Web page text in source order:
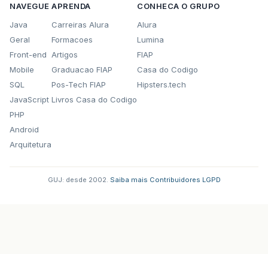
NAVEGUE
Java
Geral
Front-end
Mobile
SQL
JavaScript
PHP
Android
Arquitetura
APRENDA
Carreiras Alura
Formacoes
Artigos
Graduacao FIAP
Pos-Tech FIAP
Livros Casa do Codigo
CONHECA O GRUPO
Alura
Lumina
FIAP
Casa do Codigo
Hipsters.tech
GUJ: desde 2002. Saiba mais Contribuidores LGPD